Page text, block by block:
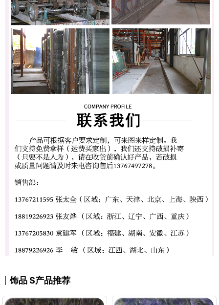
饰品 S产品推荐